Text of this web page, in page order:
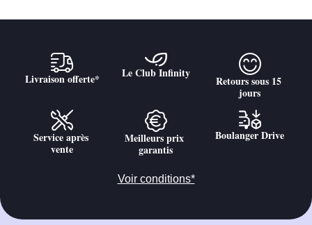
Livraison offerte* Le Club Infinity
Retours sous 15
jours
Service après
vente
Meilleurs prix
garantis
Boulanger Drive
Voir conditions*